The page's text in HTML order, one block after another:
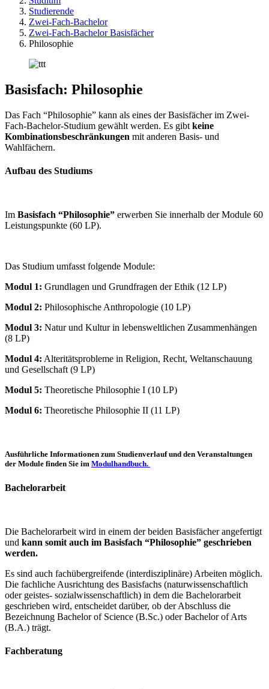
Studierende
Zwei-Fach-Bachelor
Zwei-Fach-Bachelor Basisfächer
Philosophie
Basisfach: Philosophie
Das Fach “Philosophie” kann als eines der Basisfächer im Zwei-
Fach-Bachelor-Studium gewählt werden. Es gibt keine
Kombinationsbeschränkungen mit anderen Basis- und
Wahlfächern.
Aufbau des Studiums
Im Basisfach “Philosophie” erwerben Sie innerhalb der Module 60
Leistungspunkte (60 LP).
Das Studium umfasst folgende Module:
Modul 1: Grundlagen und Grundfragen der Ethik (12 LP)
Modul 2: Philosophische Anthropologie (10 LP)
Modul 3: Natur und Kultur in lebensweltlichen Zusammenhängen
(8 LP)
Modul 4: Alteritätsprobleme in Religion, Recht, Weltanschauung
und Gesellschaft (9 LP)
Modul 5: Theoretische Philosophie I (10 LP)
Modul 6: Theoretische Philosophie II (11 LP)
Ausführliche Informationen zum Studienverlauf und den Veranstaltungen
der Module finden Sie im Modulhandbuch.
Bachelorarbeit
Die Bachelorarbeit wird in einem der beiden Basisfächer angefertigt
und kann somit auch im Basisfach “Philosophie” geschrieben
werden.
Es sind auch fachübergreifende (interdisziplinäre) Arbeiten möglich.
Die fachliche Ausrichtung des Basisfachs (naturwissenschaftlich
oder geistes- sozialwissenschaftlich) in dem die Bachelorarbeit
geschrieben wird, entscheidet darüber, ob der Abschluss die
Bezeichnung Bachelor of Science (B.Sc.) oder Bachelor of Arts
(B.A.) trägt.
Fachberatung